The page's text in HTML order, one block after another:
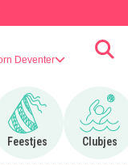
Deventer
eten
Feestjes
Ga naar Feestjes
Clubjes
Ga